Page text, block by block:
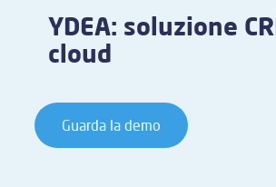
YDEA: soluzione
cloud
Guarda la demo